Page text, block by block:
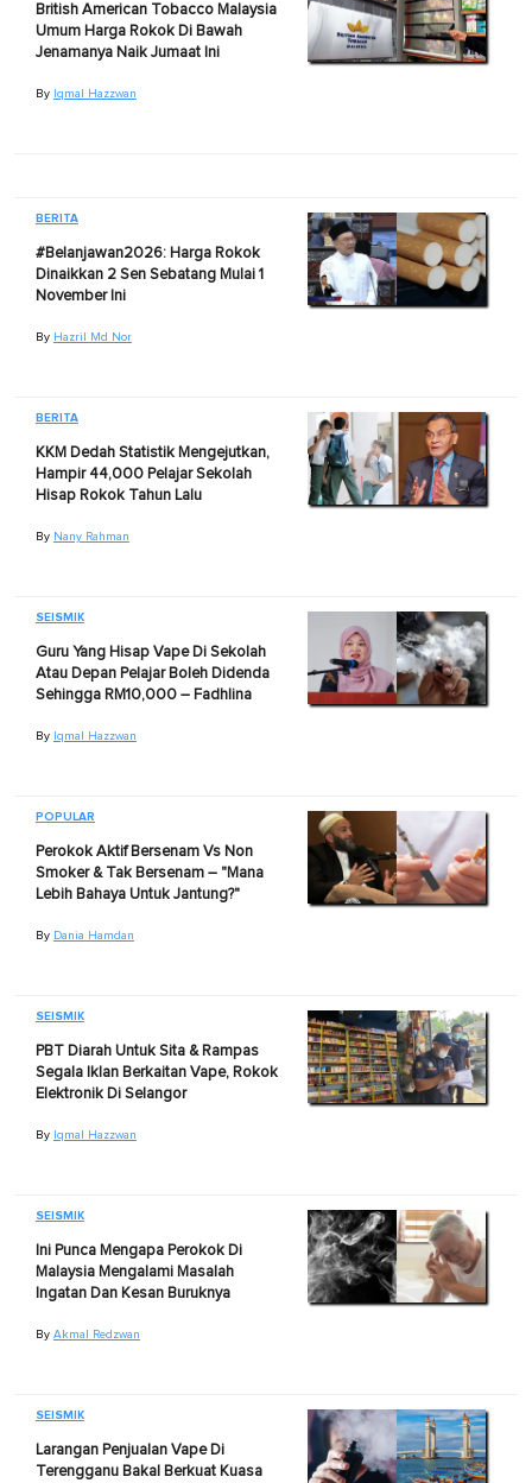
British American Tobacco Malaysia
Umum Harga Rokok Di Bawah
Jenamanya Naik Jumaat Ini
By Iqmal Hazzwan
BERITA
#Belanjawan2026: Harga Rokok
Dinaikkan 2 Sen Sebatang Mulai 1
November Ini
By Hazril Md Nor
BERITA
KKM Dedah Statistik Mengejutkan,
Hampir 44,000 Pelajar Sekolah
Hisap Rokok Tahun Lalu
By Nany Rahman
SEISMIK
Guru Yang Hisap Vape Di Sekolah
Atau Depan Pelajar Boleh Didenda
Sehingga RM10,000 – Fadhlina
By Iqmal Hazzwan
POPULAR
Perokok Aktif Bersenam Vs Non
Smoker & Tak Bersenam – "Mana
Lebih Bahaya Untuk Jantung?"
By Dania Hamdan
SEISMIK
PBT Diarah Untuk Sita & Rampas
Segala Iklan Berkaitan Vape, Rokok
Elektronik Di Selangor
By Iqmal Hazzwan
SEISMIK
Ini Punca Mengapa Perokok Di
Malaysia Mengalami Masalah
Ingatan Dan Kesan Buruknya
By Akmal Redzwan
SEISMIK
Larangan Penjualan Vape Di
Terengganu Bakal Berkuat Kuasa